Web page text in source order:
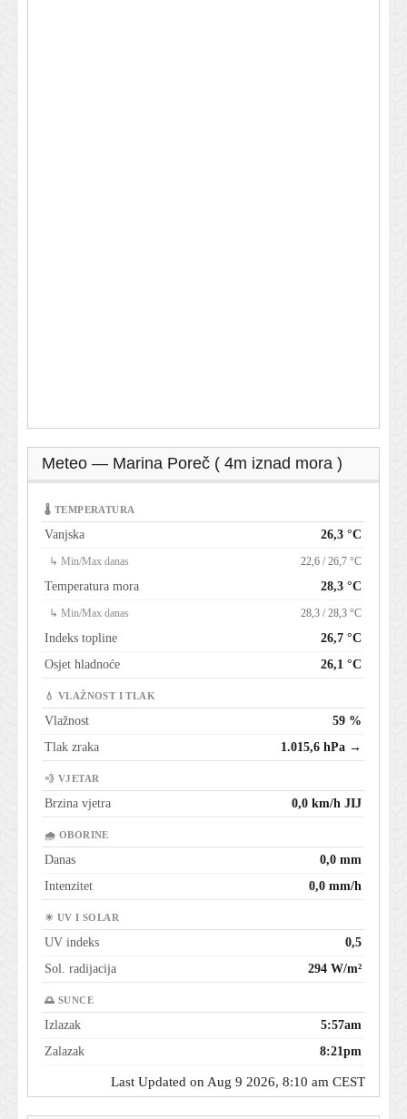
Meteo — Marina Poreč ( 4m iznad mora )
🌡 TEMPERATURA
Vanjska 26,3 °C
↳ Min/Max danas 22,6 / 26,7 °C
Temperatura mora 28,3 °C
↳ Min/Max danas 28,3 / 28,3 °C
Indeks topline
26,7 °C
Osjet hladnoće
26,1 °C
💧 VLAŽNOST I TLAK
Vlažnost
59 %
Tlak zraka
1.015,6 hPa →
💨 VJETAR
Brzina vjetra 0,0 km/h JIJ
🌧 OBORINE
Danas
0,0 mm
Intenzitet
0,0 mm/h
☀ UV I SOLAR
UV indeks
0,5
Sol. radijacija
294 W/m²
🌅 SUNCE
Izlazak
5:57am
Zalazak
8:21pm
Last Updated on Aug 9 2026, 8:10 am CEST